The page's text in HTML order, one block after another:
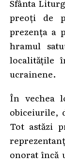
Sfânta
preoți de
prezența a
hramul
localitățile
ucrainene.
În vechea
obiceiurile,
Tot astăzi
onorat încă